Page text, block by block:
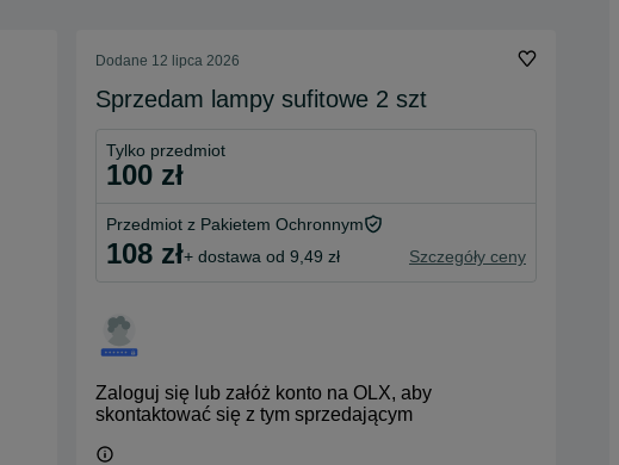
Dodane 12 lipca 2026
Sprzedam lampy sufitowe 2 szt
Tylko przedmiot
100 zł
Przedmiot z Pakietem Ochronnym
108 zł+ dostawa od 9,49 zł Szczegóły ceny
Zaloguj się lub załóż konto na OLX, aby
skontaktować się z tym sprzedającym